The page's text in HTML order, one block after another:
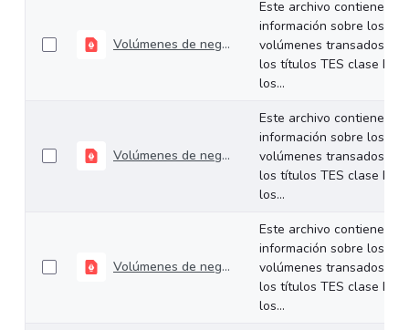
Volúmenes de negociación del 22 al 26 de junio de 2026
Este archivo contiene
información sobre los
volúmenes transados de
los títulos TES clase B en
los...
Volúmenes de negociación del 16 al 19 de junio de 2026
Este archivo contiene
información sobre los
volúmenes transados de
los títulos TES clase B en
los...
Volúmenes de negociación del 09 al 12 de junio de 2026
Este archivo contiene
información sobre los
volúmenes transados de
los títulos TES clase B en
los...